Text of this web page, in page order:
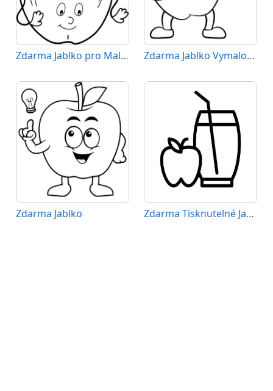
Zdarma Jablko pro Malé Děti Zdarma Jablko Vymalovatelné
Zdarma Jablko Zdarma Tisknutelné Jablko